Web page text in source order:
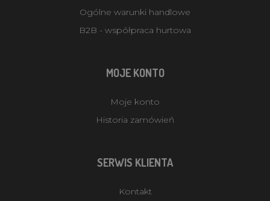
Ogólne warunki handlowe
B2B - współpraca hurtowa
MOJE KONTO
Moje konto
Historia zamówień
SERWIS KLIENTA
Kontakt